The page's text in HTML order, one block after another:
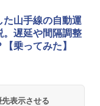
山手線の自動運
。遅延や間隔調整
乗ってみた】
表示させる